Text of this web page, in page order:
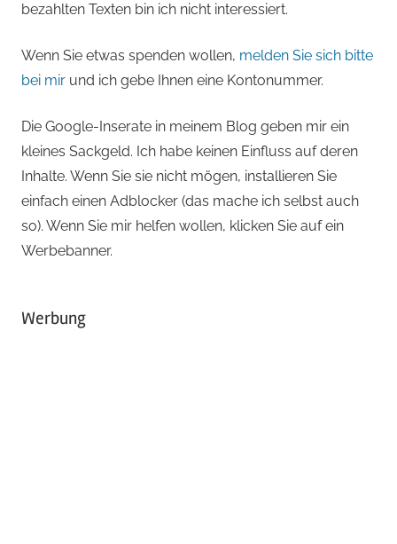
bezahlten Texten bin ich nicht interessiert.
Wenn Sie etwas spenden wollen, melden Sie sich bitte
bei mir und ich gebe Ihnen eine Kontonummer.
Die Google-Inserate in meinem Blog geben mir ein
kleines Sackgeld. Ich habe keinen Einfluss auf deren
Inhalte. Wenn Sie sie nicht mögen, installieren Sie
einfach einen Adblocker (das mache ich selbst auch
so). Wenn Sie mir helfen wollen, klicken Sie auf ein
Werbebanner.
Werbung